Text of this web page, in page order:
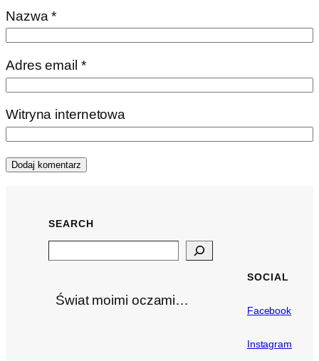
Nazwa*
Adres email *
Witryna internetowa
SEARCH
Świat moimi oczami…
SOCIAL
Facebook
Instagram